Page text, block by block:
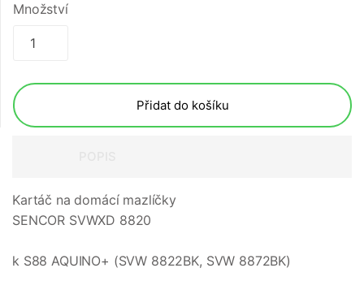
Množství
Přidat do košíku
Kartáč na domácí mazlíčky
SENCOR SVWXD 8820
k S88 AQUINO+ (SVW 8822BK, SVW 8872BK)